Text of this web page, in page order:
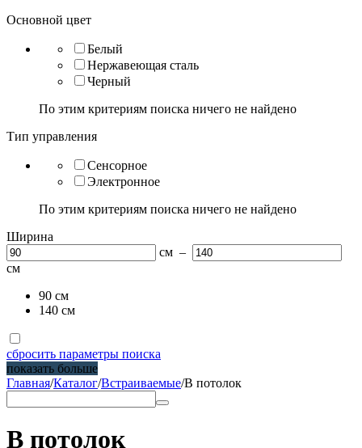
Основной цвет
Белый
Нержавеющая сталь
Черный
По этим критериям поиска ничего не найдено
Тип управления
Сенсорное
Электронное
По этим критериям поиска ничего не найдено
Ширина
см –
см
90 см
140 см
сбросить параметры поиска
показать больше
Главная/Каталог/Встраиваемые/В потолок
В потолок